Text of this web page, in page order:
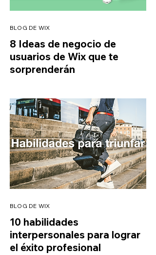
BLOG DE WIX
8 Ideas de negocio de
usuarios de Wix que te
sorprenderán
BLOG DE WIX
10 habilidades
interpersonales para lograr
el éxito profesional